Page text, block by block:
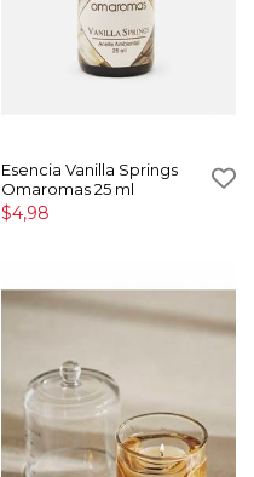
Esencia Vanilla Springs
Omaromas 25 ml
$4,98